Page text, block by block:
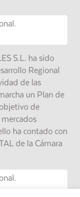
S.L. ha sido
Regional
de las
un Plan de
de
ha contado con
de la Cámara